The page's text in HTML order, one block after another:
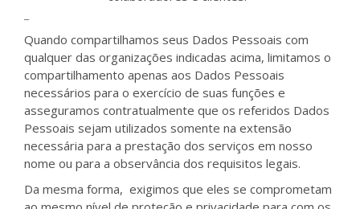
Quando compartilhamos seus Dados Pessoais com
qualquer das organizações indicadas acima, limitamos o
compartilhamento apenas aos Dados Pessoais
necessários para o exercício de suas funções e
asseguramos contratualmente que os referidos Dados
Pessoais sejam utilizados somente na extensão
necessária para a prestação dos serviços em nosso
nome ou para a observância dos requisitos legais.
Da mesma forma, exigimos que eles se comprometam